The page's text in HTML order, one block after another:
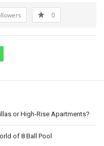
0
or High-Rise Apartments?
of 8 Ball Pool